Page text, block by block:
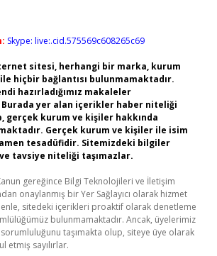
Skype: live:.cid.575569c608265c69
sitesi, herhangi bir marka, kurum
hiçbir bağlantısı bulunmamaktadır.
hazırladığımız makaleler
Burada yer alan içerikler haber niteliği
gerçek kurum ve kişiler hakkında
Gerçek kurum ve kişiler ile isim
tesadüfidir. Sitemizdeki bilgiler
tavsiye niteliği taşımazlar.
gereğince Bilgi Teknolojileri ve İletişim
onaylanmış bir Yer Sağlayıcı olarak hizmet
sitedeki içerikleri proaktif olarak denetleme
bulunmamaktadır. Ancak, üyelerimiz
taşımakta olup, siteye üye olarak
etmiş sayılırlar.